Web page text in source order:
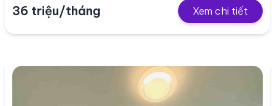
36 triệu/tháng Xem chi tiết